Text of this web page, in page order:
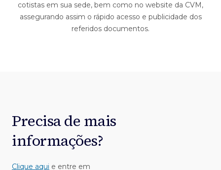
cotistas em sua sede, bem como no website da CVM,
assegurando assim o rápido acesso e publicidade dos
referidos documentos.
Precisa de mais
informações?
Clique aqui e entre em